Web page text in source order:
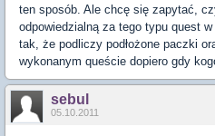
ten sposób. Ale chcę się zapytać,
odpowiedzialną za tego typu quest
tak, że podliczy podłożone paczki
wykonanym queście dopiero gdy
sebul
05.10.2011